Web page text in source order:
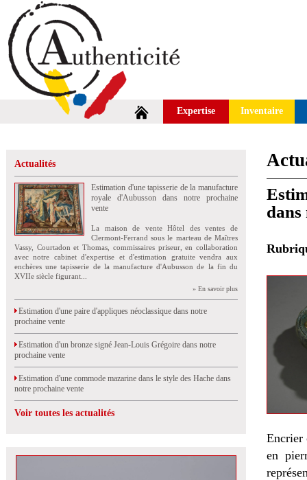
Expertise Inventaire
Actualités
Estimation d'une tapisserie de la manufacture
royale d'Aubusson dans notre prochaine
vente
La maison de vente Hôtel des ventes de
Clermont-Ferrand sous le marteau de Maîtres
Vassy, Courtadon et Thomas, commissaires priseur, en collaboration
avec notre cabinet d'expertise et d'estimation gratuite vendra aux
enchères une tapisserie de la manufacture d'Aubusson de la fin du
XVIIe siècle figurant...
» En savoir plus
Estimation d'une paire d'appliques néoclassique dans notre
prochaine vente
Estimation d'un bronze signé Jean-Louis Grégoire dans notre
prochaine vente
Estimation d'une commode mazarine dans le style des Hache dans
notre prochaine vente
Voir toutes les actualités
dans
Encrier
en